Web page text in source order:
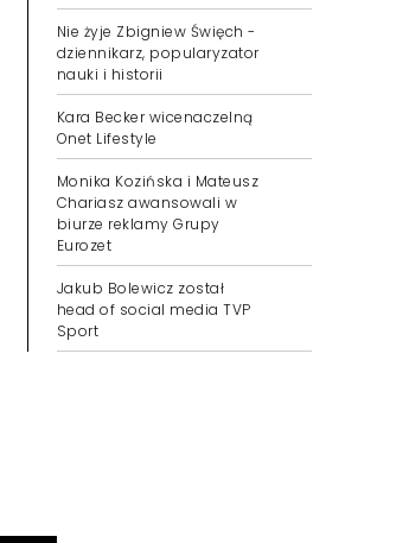
Nie żyje Zbigniew Święch -
dziennikarz, popularyzator
nauki i historii
Kara Becker wicenaczelną
Onet Lifestyle
Monika Kozińska i Mateusz
Chariasz awansowali w
biurze reklamy Grupy
Eurozet
Jakub Bolewicz został
head of social media TVP
Sport